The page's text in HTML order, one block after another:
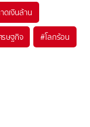
ดเงินล้าน
รษฐกิจ #โลกร้อน